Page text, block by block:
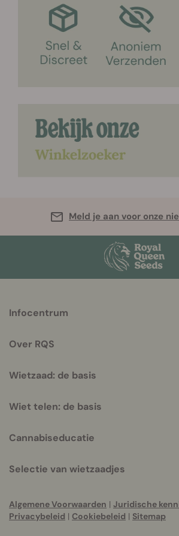
Meld je aan voor onze
helpful
Infocentrum
Over RQS
Wietzaad: de basis
Wiet telen: de basis
Cannabiseducatie
Selectie van wietzaadjes
Algemene Voorwaarden | Juridische
Privacybeleid | Cookiebeleid | Sitemap